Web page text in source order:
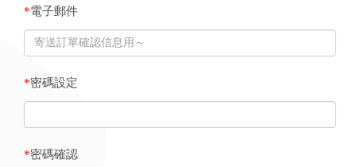
*電子郵件
*密碼設定
*密碼確認